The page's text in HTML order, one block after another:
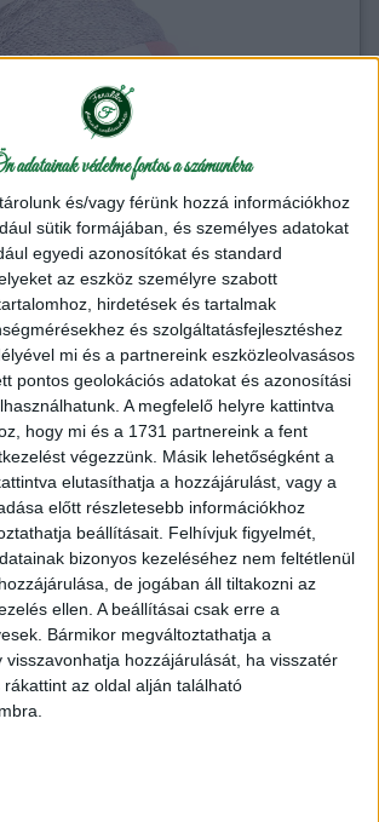
adatainak védelme fontos a számunkra
és/vagy férünk hozzá információkhoz
sütik formájában, és személyes adatokat
egyedi azonosítókat és standard
az eszköz személyre szabott
hirdetések és tartalmak
és szolgáltatásfejlesztéshez
mi és a partnereink eszközleolvasásos
pontos geolokációs adatokat és azonosítási
A megfelelő helyre kattintva
hogy mi és a 1731 partnereink a fent
végezzünk. Másik lehetőségként a
elutasíthatja a hozzájárulást, vagy a
előtt részletesebb információkhoz
beállításait. Felhívjuk figyelmét,
bizonyos kezeléséhez nem feltétlenül
de jogában áll tiltakozni az
ellen. A beállításai csak erre a
Bármikor megváltoztathatja a
visszavonhatja hozzájárulását, ha visszatér
az oldal alján található
Cord 3mm makramé - táskafonal -
Termék adatlap
db Kosárba